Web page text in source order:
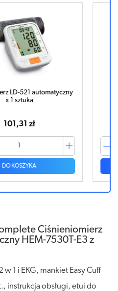
521 automatyczny
sztuka
zł
Ciśnieniomierz
HEM-7530T-E3 z
1 i EKG, mankiet Easy Cuff
instrukcja obsługi, etui do